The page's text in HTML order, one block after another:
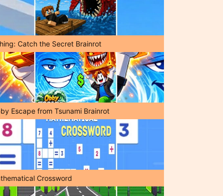
Catch the Secret Brainrot
Escape from Tsunami Brainrot
Crossword